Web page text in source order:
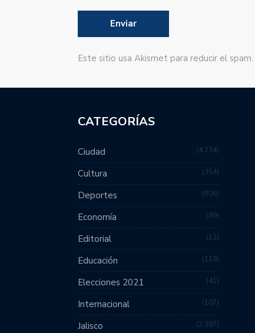
Este sitio usa Akismet para reducir el spam.
CATEGORÍAS
Ciudad 4,734
Cultura 354
Deportes 506
Economía 89
Editorial 12
Educación 119
Elecciones 2021 41
Internacional 107
Jalisco 2,387